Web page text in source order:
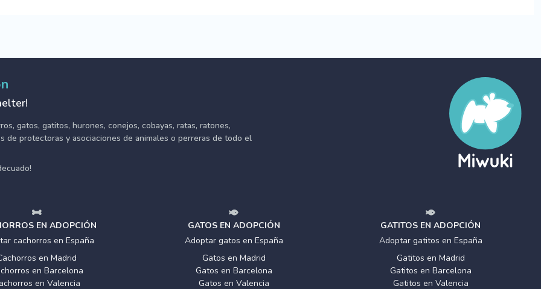
gatos, gatitos, hurones, conejos, cobayas, ratas, ratones,
de protectoras y asociaciones de animales o perreras de todo el
EN ADOPCIÓN
cachorros en España
en Madrid
en Barcelona
en Valencia
GATOS EN ADOPCIÓN
Adoptar gatos en España
Gatos en Madrid
Gatos en Barcelona
Gatos en Valencia
GATITOS EN ADOPCIÓN
Adoptar gatitos en España
Gatitos en Madrid
Gatitos en Barcelona
Gatitos en Valencia